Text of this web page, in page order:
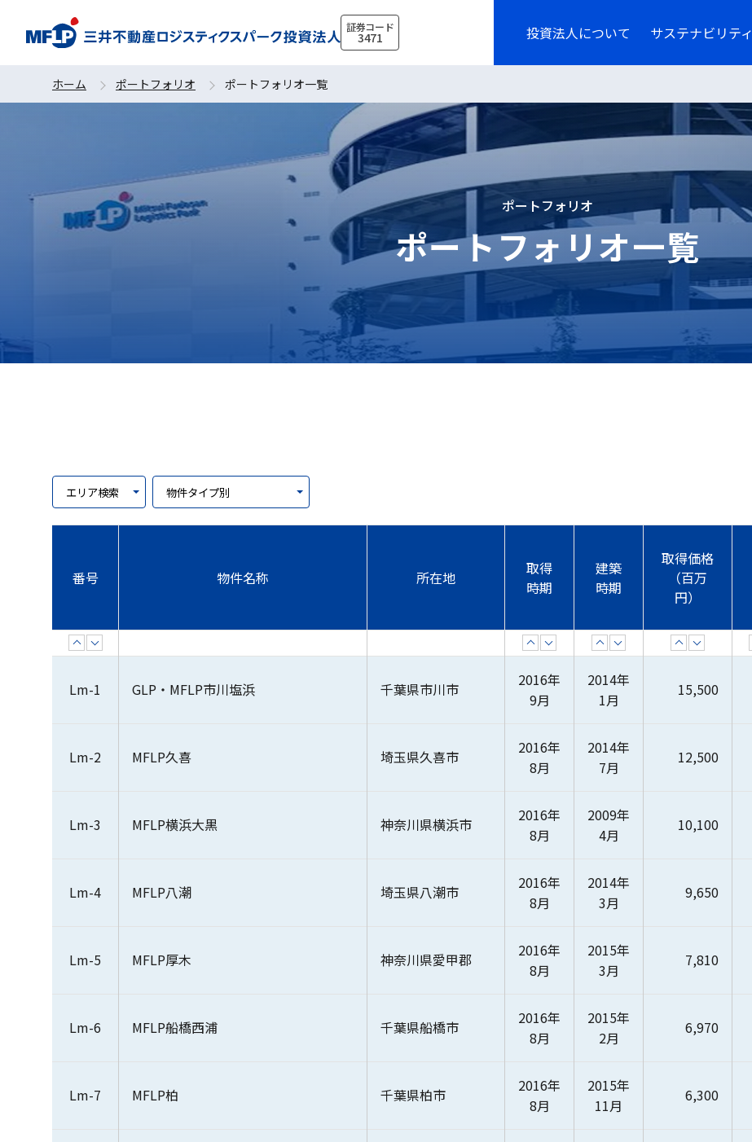
証券コード
3471 投資法人について サステナビリティ
ホーム ポートフォリオ ポートフォリオ一覧
ポートフォリオ
ポートフォリオ一覧
番号 物件名称 所在地
取得
時期
建築
時期
取得価格
（百万
円）
昇順降順 昇順 昇順 昇順
Lm-1 GLP・MFLP市川塩浜 千葉県市川市
2016年
9月
2014年
1月
15,500
Lm-2 MFLP久喜 埼玉県久喜市
2016年
8月
2014年
7月
12,500
Lm-3 MFLP横浜大黒 神奈川県横浜市
2016年
8月
2009年
4月
10,100
Lm-4 MFLP八潮 埼玉県八潮市
2016年
8月
2014年
3月
9,650
Lm-5 MFLP厚木 神奈川県愛甲郡
2016年
8月
2015年
3月
7,810
Lm-6 MFLP船橋西浦 千葉県船橋市
2016年
8月
2015年
2月
6,970
Lm-7 MFLP柏 千葉県柏市
2016年
8月
2015年
11月
6,300